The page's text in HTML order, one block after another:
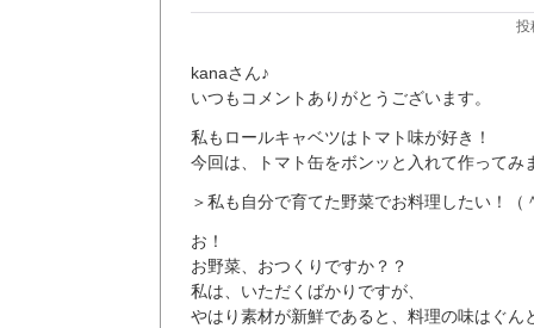
投
kanaさん♪
いつもコメントありがとうございます。
私もロールキャベツはトマト味が好き！
今回は、トマト缶をボンッと入れて作ってみ
＞私も自分で育てた野菜でお料理したい！（
お！
お野菜、おつくりですか？？
私は、いただくばかりですが、
やはり素材が新鮮であると、料理の味はぐん